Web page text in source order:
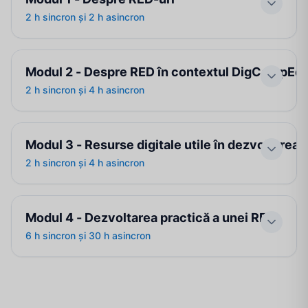
2 h sincron și 2 h asincron
Definiție și caracteristici ale resurselor
Drepturi de autor în contextul RED-urilor
Adaptarea RED-urilor la nevoile de învățare ale
Structurarea unei RED
Experiența de învățare în mediul digital
Modul 2 - Despre RED în contextul
2 h sincron și 4 h asincron
Introducere în DigCompEdu
Utilizarea și gestionarea resurselor digitale în
Modul 3 - Resurse digitale utile în dezvoltarea
2 h sincron și 4 h asincron
Principii de bază în proiectarea RED-urilor
Modul 4 - Dezvoltarea practică a unei RED
6 h sincron și 30 h asincron